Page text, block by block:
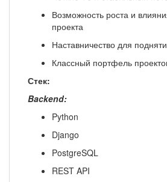
Возможность роста и
проекта
Наставничество для
Классный портфель
Стек:
Backend:
Python
Django
PostgreSQL
REST API